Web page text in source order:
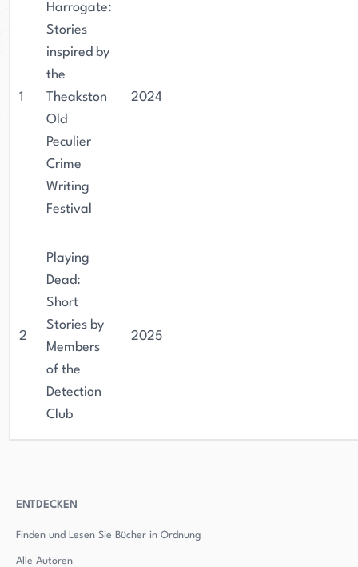
1
Harrogate:
Stories
inspired by
the
Theakston
Old
Peculier
Crime
Writing
Festival
2024
2
Playing
Dead:
Short
Stories by
Members
of the
Detection
Club
2025
ENTDECKEN
Finden und Lesen Sie Bücher in Ordnung
Alle Autoren